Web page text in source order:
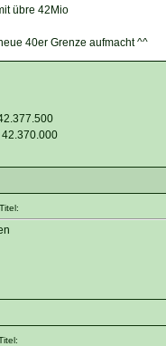
übre 42Mio
40er Grenze aufmacht ^^